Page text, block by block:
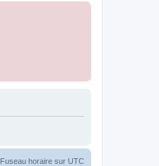
Fuseau horaire sur UTC